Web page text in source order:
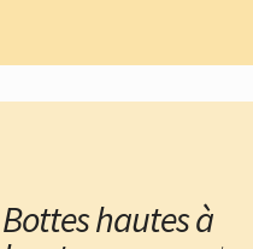
Bottes hautes à